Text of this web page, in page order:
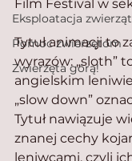
Eksploatacja zwierząt
Pomoc zwierzętom
Zwierzęta górą!
Film Festival w
Tytuł animacji to
wyrazów: „sloth”
angielskim
„slow down”
Tytuł nawiązuje
znanej cechy
leniwcami, czyli